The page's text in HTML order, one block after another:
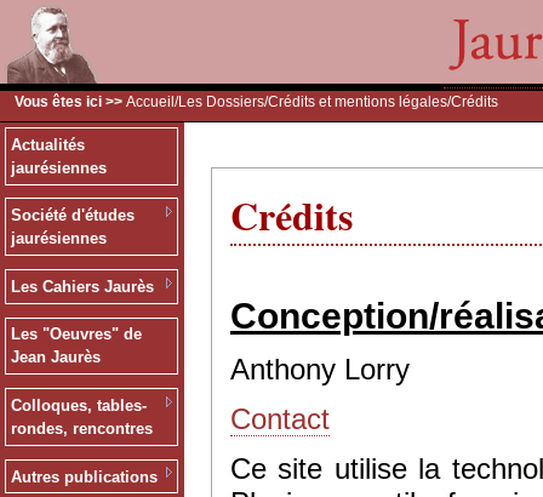
Vous êtes ici >> Accueil /Les Dossiers/Crédits et mentions légales/Crédits
Actualités
jaurésiennes
Société d'études
jaurésiennes
Les Cahiers Jaurès
Les "Oeuvres" de
Jean Jaurès
Colloques, tables-
rondes, rencontres
Autres publications
Crédits
Conception/
Anthony Lorry
Contact
Ce site utilise la